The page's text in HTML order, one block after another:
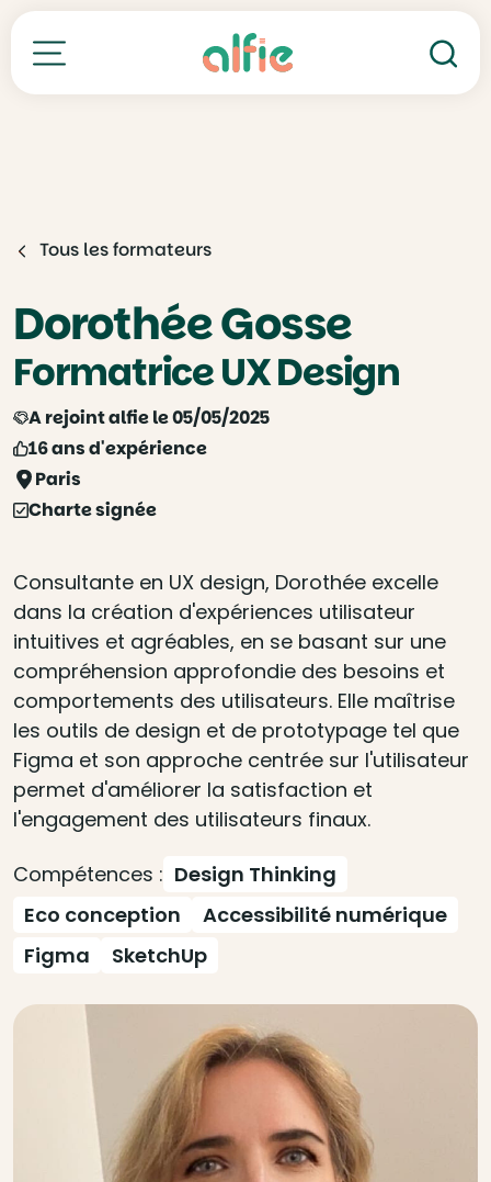
Toutes nos formations
Tous les formateurs
Dorothée Gosse
Formatrice UX Design
A rejoint alfie le 05/05/2025
16 ans d'expérience
Paris
Charte signée
Consultante en UX design, Dorothée excelle
dans la création d'expériences utilisateur
intuitives et agréables, en se basant sur une
compréhension approfondie des besoins et
comportements des utilisateurs. Elle maîtrise
les outils de design et de prototypage tel que
Figma et son approche centrée sur l'utilisateur
permet d'améliorer la satisfaction et
l'engagement des utilisateurs finaux.
Compétences : Design Thinking
Eco conception
Accessibilité numérique
Figma
SketchUp